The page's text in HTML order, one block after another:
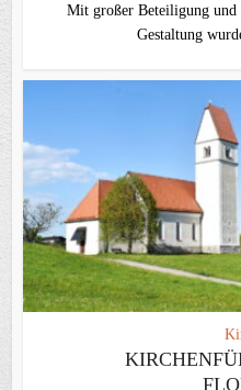
Mit großer Beteiligung und
Gestaltung